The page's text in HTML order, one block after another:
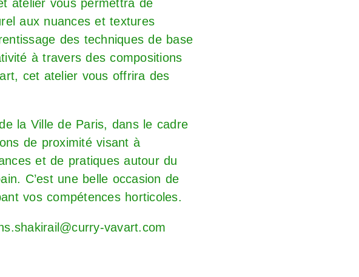
atelier vous permettra de
aux nuances et textures
des techniques de base
à travers des compositions
cet atelier vous offrira des
la Ville de Paris, dans le cadre
de proximité visant à
et de pratiques autour du
C’est une belle occasion de
vos compétences horticoles.
vavart.com